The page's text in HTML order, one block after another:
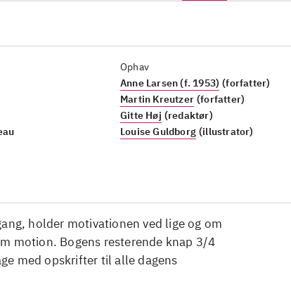
Ophav
Anne Larsen (f. 1953) (forfatter)
Martin Kreutzer (forfatter)
Gitte Høj (redaktør)
Louise Guldborg (illustrator)
holder motivationen ved lige og om
motion. Bogens resterende knap 3/4
med opskrifter til alle dagens